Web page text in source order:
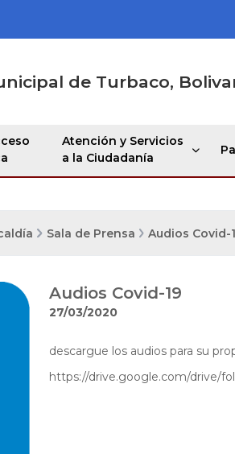
de Turbaco,
Atención y Servicios
a la Ciudadanía
Sala de Prensa Audios Covid-
Audios Covid-19
27/03/2020
​descargue los audios para su
​https://drive.google.com/drive/